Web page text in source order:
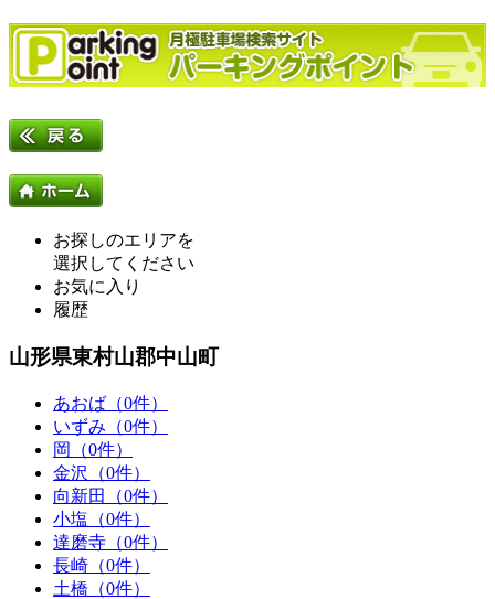
お探しのエリアを
選択してください
お気に入り
履歴
山形県東村山郡中山町
あおば（0件）
いずみ（0件）
岡（0件）
金沢（0件）
向新田（0件）
小塩（0件）
達磨寺（0件）
長崎（0件）
土橋（0件）